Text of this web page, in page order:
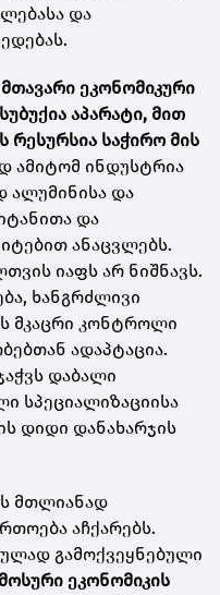
და
ეკონომიკური
აპარატი, მით
რესურსია საჭირო მის
ამიტომ ინდუსტრია
და
და
ანაცვლებს.
იაფს არ ნიშნავს.
ხანგრძლივი
მკაცრი კონტროლი
ადაპტაცია.
დაბალი
სპეციალიზაციისა
დიდი დანახარჯის
მთლიანად
აჩქარებს.
გამოქვეყნებული
ეკონომიკის